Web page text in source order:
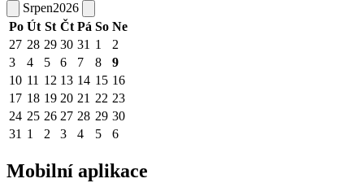
Srpen2026
Po Út St Čt Pá So Ne
27 28 29 30 31 1
2
3
4 5 6 7 8
9
10 11 12 13 14 15 16
17 18 19 20 21 22 23
24 25 26 27 28 29 30
31 1 2 3 4 5 6
Mobilní aplikace